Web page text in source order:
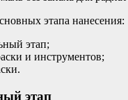
этапа нанесения:
этап;
и инструментов;
этап